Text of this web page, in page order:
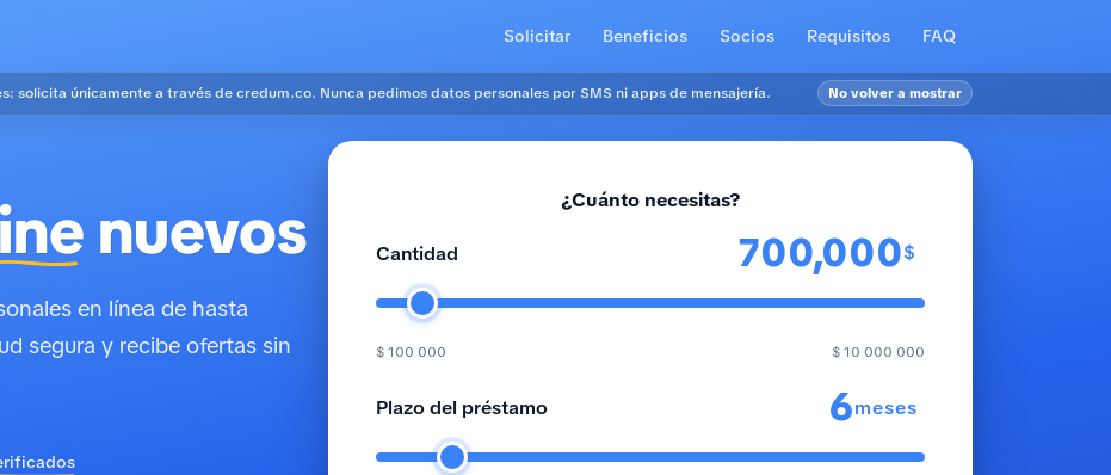
Solicitar Beneficios Socios Requisitos FAQ
solicita únicamente a través de credum.co. Nunca pedimos datos personales por SMS ni apps de mensajería. No volver a mostrar
nuevos
en línea de hasta
segura y recibe ofertas sin
¿Cuánto necesitas?
Cantidad $
$ 100 000 $ 10 000 000
Plazo del préstamo meses